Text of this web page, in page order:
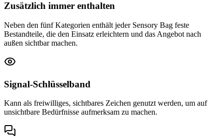
Zusätzlich immer enthalten
Neben den fünf Kategorien enthält jeder Sensory Bag feste
Bestandteile, die den Einsatz erleichtern und das Angebot nach
außen sichtbar machen.
Signal-Schlüsselband
Kann als freiwilliges, sichtbares Zeichen genutzt werden, um auf
unsichtbare Bedürfnisse aufmerksam zu machen.